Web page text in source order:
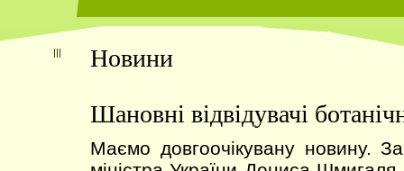
Новини
Шановні відвідувачі
Маємо довгоочікувану новину.